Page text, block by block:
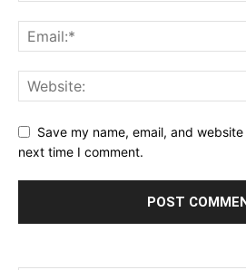
Save my name, email, and
next time I comment.